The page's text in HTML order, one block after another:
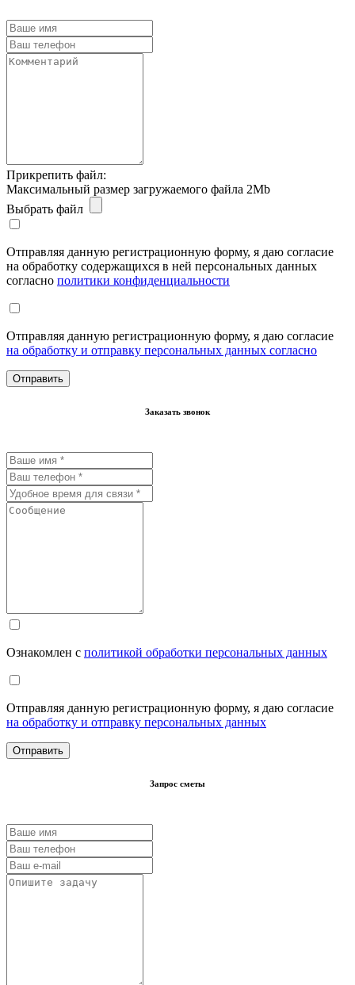
Прикрепить файл:
Максимальный размер загружаемого файла 2Mb
Выбрать файл
Отправляя данную регистрационную форму, я даю согласие
на обработку содержащихся в ней персональных данных
согласно политики конфиденциальности
Отправляя данную регистрационную форму, я даю согласие
на обработку и отправку персональных данных согласно
Заказать звонок
Ознакомлен с политикой обработки персональных данных
Отправляя данную регистрационную форму, я даю согласие
на обработку и отправку персональных данных
Запрос сметы